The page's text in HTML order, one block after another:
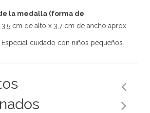
la medalla (forma de
3,5 cm de alto x 3,7 cm de ancho aprox.
Especial cuidado con niños pequeños.